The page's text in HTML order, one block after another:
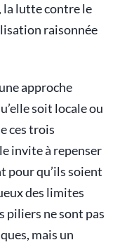
la lutte contre le
raisonnée
approche
soit locale ou
ces trois
invite à repenser
pour qu’ils soient
des limites
piliers ne sont pas
mais un